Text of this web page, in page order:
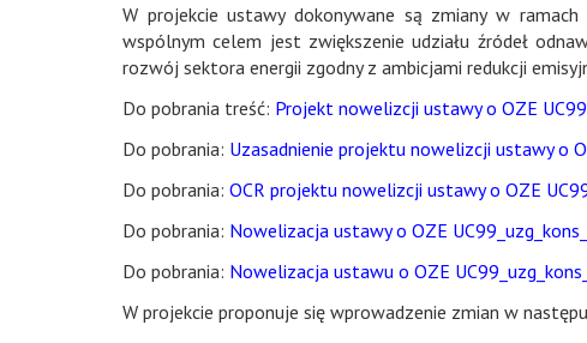
W projekcie ustawy dokonywane są zmiany w
wspólnym celem jest zwiększenie udziału źródeł
rozwój sektora energii zgodny z ambicjami redukcji
Do pobrania treść: Projekt nowelizcji ustawy o OZE
Do pobrania: Uzasadnienie projektu nowelizcji ustawy o
Do pobrania: OCR projektu nowelizcji ustawy o OZE
Do pobrania: Nowelizacja ustawy o OZE
Do pobrania: Nowelizacja ustawu o OZE
W projekcie proponuje się wprowadzenie zmian w